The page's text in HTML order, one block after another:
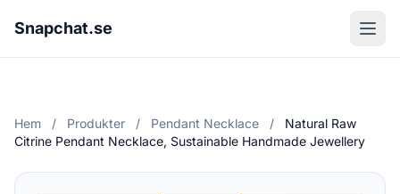
Snapchat.se
Hem / Produkter / Pendant Necklace /
Natural Raw
Citrine Pendant Necklace, Sustainable Handmade Jewellery